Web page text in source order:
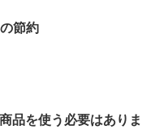
節約
品を使う必要はありま